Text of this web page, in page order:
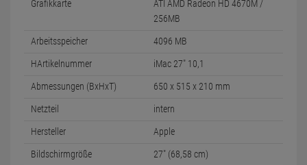
Grafikkarte
ATI AMD Radeon HD 4670M /
256MB
Arbeitsspeicher 4096 MB
HArtikelnummer iMac 27" 10,1
Abmessungen (BxHxT) 650 x 515 x 210 mm
Netzteil intern
Hersteller Apple
Bildschirmgröße 27" (68,58 cm)